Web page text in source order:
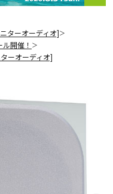
ターオーディオ]＞
開催！ ＞
ーオーディオ]